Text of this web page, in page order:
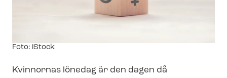
Image
Foto: iStock
Kvinnornas lönedag är den dagen då